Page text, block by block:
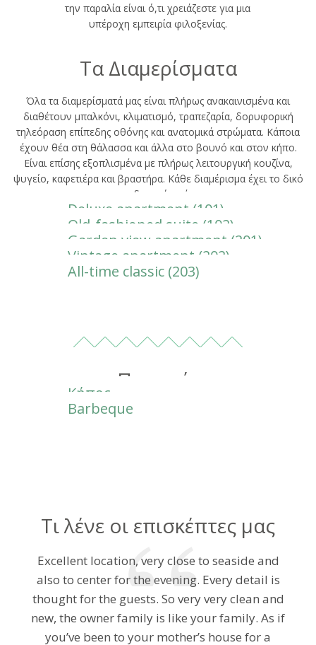
την παραλία είναι ό,τι χρειάζεστε για μια
υπέροχη εμπειρία φιλοξενίας.
Τα Διαμερίσματα
Όλα τα διαμερίσματά μας είναι πλήρως ανακαινισμένα και
διαθέτουν μπαλκόνι, κλιματισμό, τραπεζαρία, δορυφορική
τηλεόραση επίπεδης οθόνης και ανατομικά στρώματα. Κάποια
έχουν θέα στη θάλασσα και άλλα στο βουνό και στον κήπο.
Είναι επίσης εξοπλισμένα με πλήρως λειτουργική κουζίνα,
ψυγείο, καφετιέρα και βραστήρα. Κάθε διαμέρισμα έχει το δικό
του ιδιωτικό μπάνιο.
Deluxe apartment (101)
Old-fashioned suite (102)
Garden view apartment (201)
Vintage apartment (202)
All-time classic (203)
Παροχές
Κήπος
Barbeque
Τι λένε οι επισκέπτες μας
Excellent location, very close to seaside and
also to center for the evening. Every detail is
thought for the guests. So very very clean and
new, the owner family is like your family. As if
you’ve been to your mother’s house for a
Very nice location! The beach is really close,
with several bars and a restaurant. There is a
Lidl 500 meters down the road. The rooms were
clean and spacious. Every room has
airconditioning and a large comfortable bed.
The property was very nice. We had a 2
bedroom apartment with a large terrace. The
place was clean and you have everything you
need. The host was polite and responsive. There
was free parking and a garden for the guests.
Nice hospitality. Warm people. Very clean.
Comfortable beds. The best choice fot family.
Close to the beach. The sea is nice. We enjoyed
our short staying. Thank you